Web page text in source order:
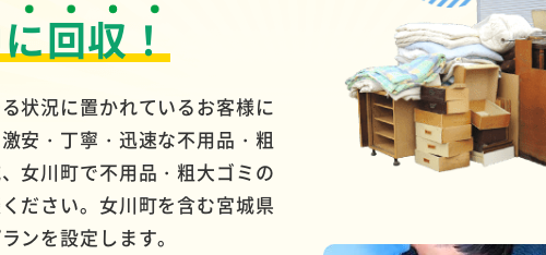
回収！
状況に置かれているお客様に
安・丁寧・迅速な不用品・粗
女川町で不用品・粗大ゴミの
ださい。女川町を含む宮城県
ンを設定します。